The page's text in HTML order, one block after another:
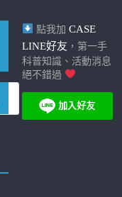
點我加 CASE
LINE好友 ，第一手
科普知識、活動消息
絕不錯過